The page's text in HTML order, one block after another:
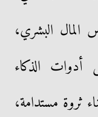
البشري،
الذكاء
ثروة مستدامة،